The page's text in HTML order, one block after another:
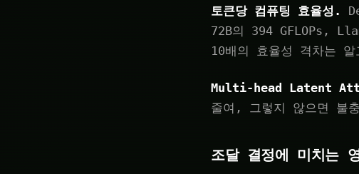
토큰당 컴퓨팅 효율성.
72B의 394 GFLOPs,
10배의 효율성 격차는
Multi-head Latent
줄여, 그렇지 않으면 불
조달 결정에 미치는